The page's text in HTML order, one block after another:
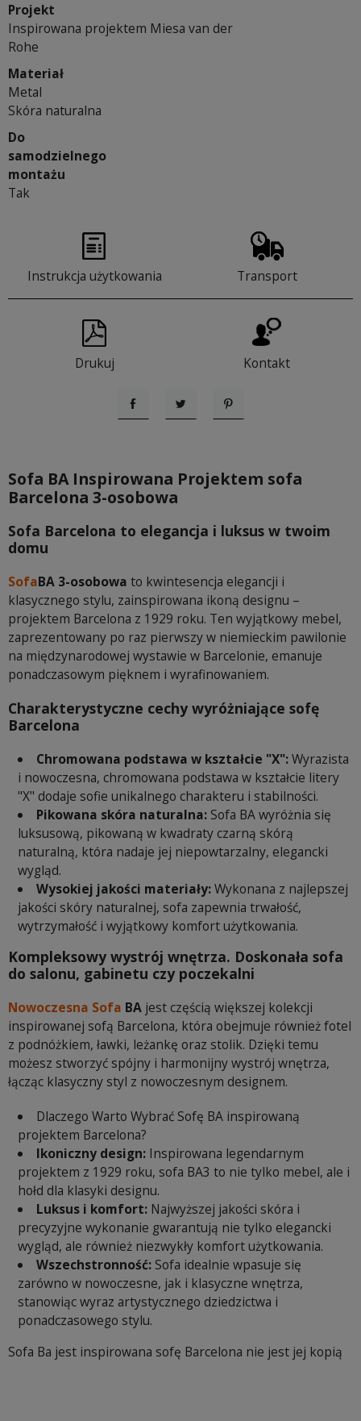
Projekt
Inspirowana projektem Miesa van der
Rohe
Materiał
Metal
Skóra naturalna
Do
samodzielnego
montażu
Tak
Instrukcja użytkowania Transport
Drukuj Kontakt
UdostępnijTweetujPinterest
Sofa BA Inspirowana Projektem sofa
Barcelona 3-osobowa
Sofa Barcelona to elegancja i luksus w twoim
domu
SofaBA 3-osobowa to kwintesencja elegancji i
klasycznego stylu, zainspirowana ikoną designu –
projektem Barcelona z 1929 roku. Ten wyjątkowy mebel,
zaprezentowany po raz pierwszy w niemieckim pawilonie
na międzynarodowej wystawie w Barcelonie, emanuje
ponadczasowym pięknem i wyrafinowaniem.
Charakterystyczne cechy wyróżniające sofę
Barcelona
Chromowana podstawa w kształcie "X":Wyrazista
i nowoczesna, chromowana podstawa w kształcie litery
"X" dodaje sofie unikalnego charakteru i stabilności.
Pikowana skóra naturalna:Sofa BA wyróżnia się
luksusową, pikowaną w kwadraty czarną skórą
naturalną, która nadaje jej niepowtarzalny, elegancki
wygląd.
Wysokiej jakości materiały:Wykonana z najlepszej
jakości skóry naturalnej, sofa zapewnia trwałość,
wytrzymałość i wyjątkowy komfort użytkowania.
Kompleksowy wystrój wnętrza. Doskonała sofa
do salonu, gabinetu czy poczekalni
Nowoczesna Sofa BA jest częścią większej kolekcji
inspirowanej sofą Barcelona, która obejmuje również fotel
z podnóżkiem, ławki, leżankę oraz stolik. Dzięki temu
możesz stworzyć spójny i harmonijny wystrój wnętrza,
łącząc klasyczny styl z nowoczesnym designem.
Dlaczego Warto Wybrać Sofę BA inspirowaną
projektem Barcelona?
Ikoniczny design:Inspirowana legendarnym
projektem z 1929 roku, sofa BA3 to nie tylko mebel, ale i
hołd dla klasyki designu.
Luksus i komfort:Najwyższej jakości skóra i
precyzyjne wykonanie gwarantują nie tylko elegancki
wygląd, ale również niezwykły komfort użytkowania.
Wszechstronność:Sofa idealnie wpasuje się
zarówno w nowoczesne, jak i klasyczne wnętrza,
stanowiąc wyraz artystycznego dziedzictwa i
ponadczasowego stylu.
Sofa Ba jest inspirowana sofę Barcelona nie jest jej kopią